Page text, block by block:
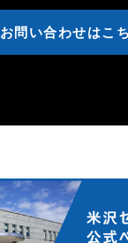
お問い合わせはこ